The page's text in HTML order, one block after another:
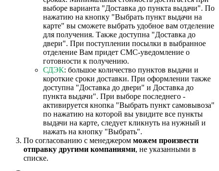
выборе варианта "Доставка до пункта выдачи". По
нажатию на кнопку "Выбрать пункт выдачи на
карте" вы сможете выбрать удобное вам отделение
для получения. Также доступна "Доставка до
двери". При поступлении посылки в выбранное
отделение Вам придет СМС-уведомление о
готовности к получению.
СДЭК: большое количество пунктов выдачи и
короткие сроки доставки. При оформлении также
доступна "Доставка до двери" и Доставка до
пункта выдачи". При выборе последнего -
активируется кнопка "Выбрать пункт самовывоза"
по нажатию на которой вы увидите все пункты
выдачи на карте, следует кликнуть на нужный и
нажать на кнопку "Выбрать".
По согласованию с менеджером можем произвести
отправку другими компаниями, не указанными в
списке.